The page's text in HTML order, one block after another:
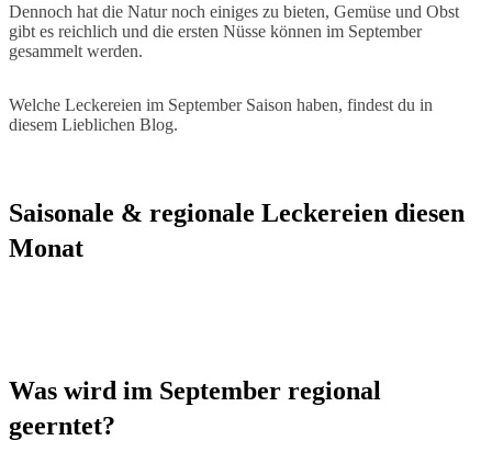
Dennoch hat die Natur noch einiges zu bieten, Gemüse und Obst
gibt es reichlich und die ersten Nüsse können im September
gesammelt werden.
Welche Leckereien im September Saison haben, findest du in
diesem Lieblichen Blog.
Saisonale & regionale Leckereien diesen
Monat
Was wird im September regional
geerntet?